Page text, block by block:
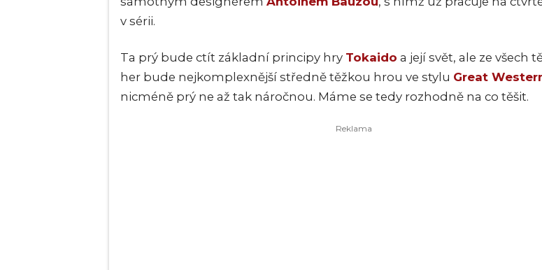
v sérii.
Ta prý bude ctít základní principy hry Tokaido a její svět, ale ze všech
her bude nejkomplexnější středně těžkou hrou ve stylu Great
nicméně prý ne až tak náročnou. Máme se tedy rozhodně na co těšit.